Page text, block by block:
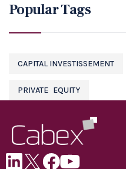
Popular Tags
CAPITAL INVESTISSEMENT
PRIVATE EQUITY